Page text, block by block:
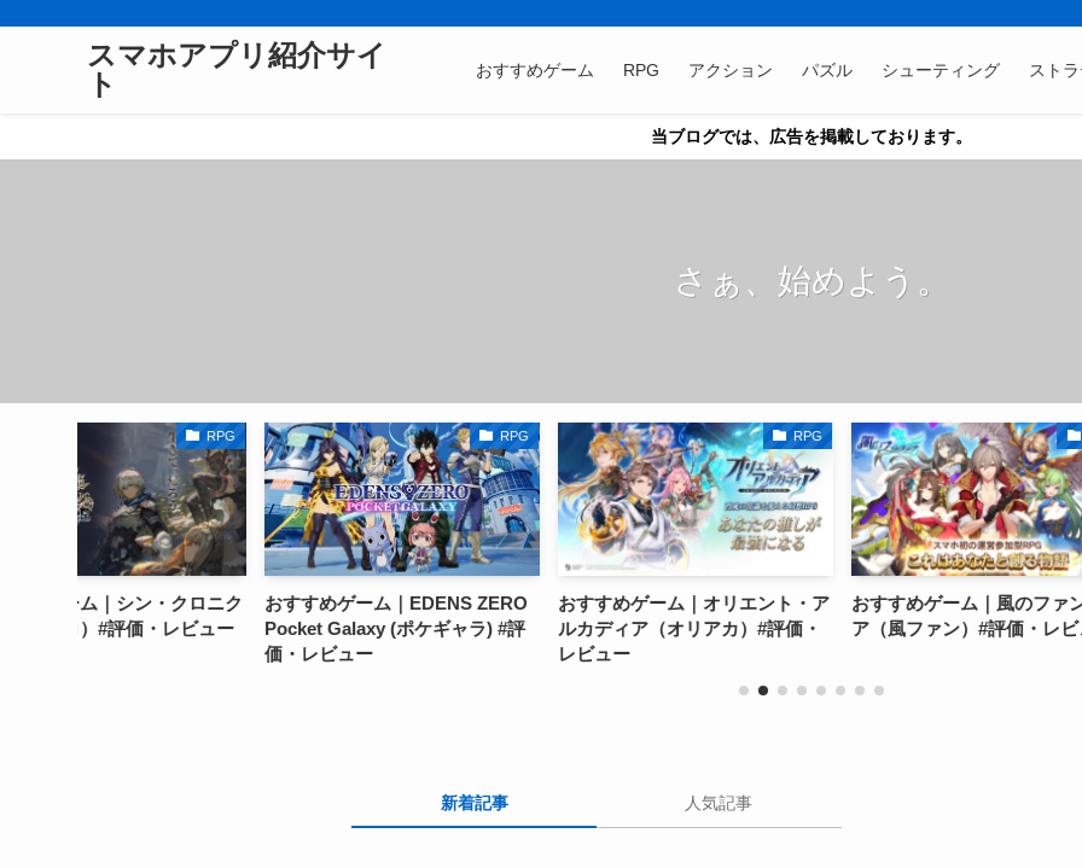
スマホアプリ紹介サイ
ト
おすすめゲーム RPG アクション パズル シューティング スト
当ブログでは、広告を掲載しております。
さぁ、始めよう。
RPG
おすすめゲーム｜EDENS ZERO
Pocket Galaxy (ポケギャラ) #評
RPG
おすすめゲーム｜オリエント・ア
ルカディア（オリアカ）#評価・
RPG
おすすめゲーム｜風のファンタジ
ア（風ファン）#評価・レビュー
おすすめゲー
価・レビュ
新着記事 人気記事